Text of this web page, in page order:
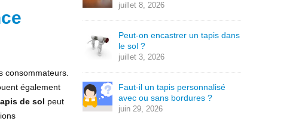
consommateurs.
également
de sol peut
juillet 8, 2026
Peut-on encastrer un tapis dans
le sol ?
juillet 3, 2026
Faut-il un tapis personnalisé
avec ou sans bordures ?
juin 29, 2026